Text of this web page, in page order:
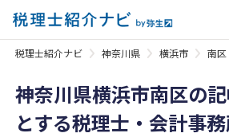
税理士紹介ナビ 神奈川県 横浜市 南区
神奈川県横浜市南区の
とする税理士・会計事